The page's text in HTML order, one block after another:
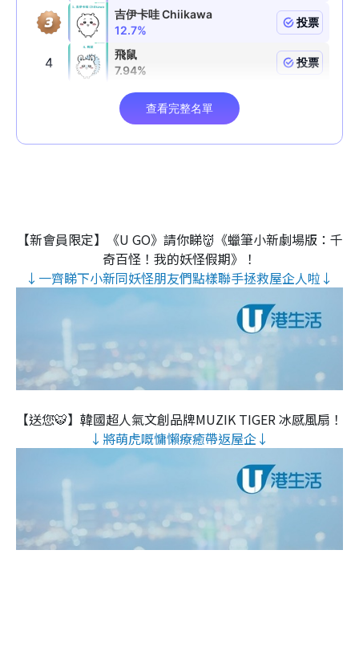
【新會員限定】《U GO》請你睇👹《蠟筆小新劇場版：千
奇百怪！我的妖怪假期》！
↓一齊睇下小新同妖怪朋友們點樣聯手拯救屋企人啦↓
【送您🐯】韓國超人氣文創品牌MUZIK TIGER 冰感風扇！
↓將萌虎嘅慵懶療癒帶返屋企↓